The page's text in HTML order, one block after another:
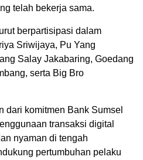
telah bekerja sama.
berpartisipasi dalam
Sriwijaya, Pu Yang
Salay Jakabaring, Goedang
serta Big Bro
dari komitmen Bank Sumsel
transaksi digital
nyaman di tengah
pertumbuhan pelaku